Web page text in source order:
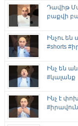
Դավիթ
բաքվի
Ինչու են
#shorts
Ինչ են
#կալանք
Ինչ է